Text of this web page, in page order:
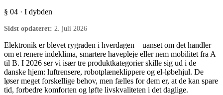
§ 04 · I dybden
Sidst opdateret: 2. juli 2026
Elektronik er blevet rygraden i hverdagen – uanset om det handler
om et renere indeklima, smartere havepleje eller nem mobilitet fra A
til B. I 2026 ser vi især tre produktkategorier skille sig ud i de
danske hjem: luftrensere, robotplæneklippere og el-løbehjul. De
løser meget forskellige behov, men fælles for dem er, at de kan spare
tid, forbedre komforten og løfte livskvaliteten i det daglige.